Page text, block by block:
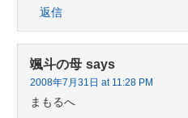
返信
颯斗の母 says
2008年7月31日 at 11:28 PM
まもるへ